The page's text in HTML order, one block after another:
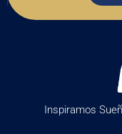
Inspiramos